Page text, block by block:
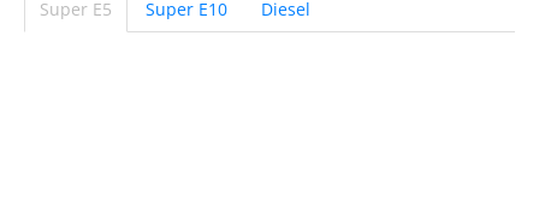
Super E5 Super E10 Diesel